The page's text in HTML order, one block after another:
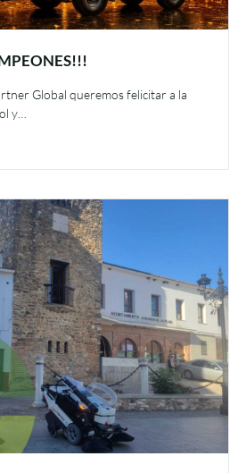
Global queremos felicitar a la
y…